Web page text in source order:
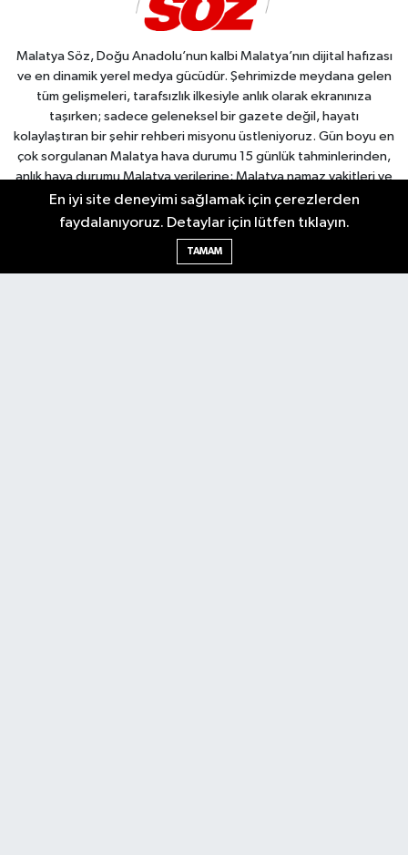
Malatya Söz, Doğu Anadolu’nun kalbi Malatya’nın dijital hafızası
ve en dinamik yerel medya gücüdür. Şehrimizde meydana gelen
tüm gelişmeleri, tarafsızlık ilkesiyle anlık olarak ekranınıza
taşırken; sadece geleneksel bir gazete değil, hayatı
kolaylaştıran bir şehir rehberi misyonu üstleniyoruz. Gün boyu en
çok sorgulanan Malatya hava durumu 15 günlük tahminlerinden,
anlık hava durumu Malatya verilerine; Malatya namaz vakitleri ve
Malatya ezan vakti takibinden, Malatya Kuyumcular Odası ile tam
entegre Malatya canlı altın fiyatları analizlerine kadar şehre dair
tüm dinamik verilere tek tıkla ulaşabilirsiniz. Bölgenin en hassas
kırılma noktalarından biri olan son dakika deprem Malatya
güncellemeleri, kent ekonomisine yön veren Malatya iş ilanları,
En iyi site deneyimi sağlamak için çerezlerden
faydalanıyoruz. Detaylar için lütfen tıklayın.
TAMAM